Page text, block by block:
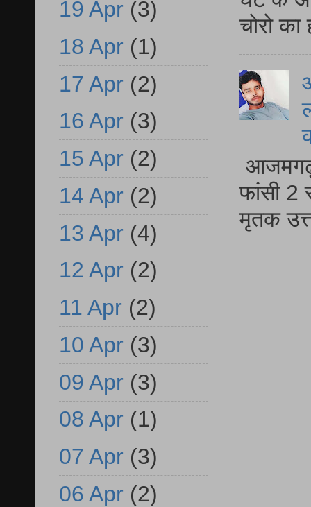
चोरो
आजमगढ़
फांसी 2
मृतक
19 Apr (3)
18 Apr (1)
17 Apr (2)
16 Apr (3)
15 Apr (2)
14 Apr (2)
13 Apr (4)
12 Apr (2)
11 Apr (2)
10 Apr (3)
09 Apr (3)
08 Apr (1)
07 Apr (3)
06 Apr (2)